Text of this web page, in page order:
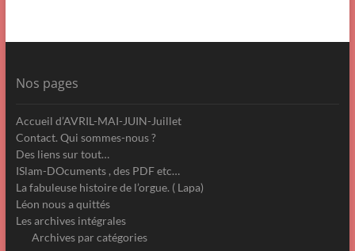
Nos pages
Accueil d’AVRIL-MAI-JUIN-Juillet
Contact. Qui sommes-nous ?
Des liens sur tout…
ISlam-DOcuments , des PDF etc…
La fabuleuse histoire de l’orgue. ( Lapa)
Léon nous a quittés
Les archives intégrales
Archives par catégories